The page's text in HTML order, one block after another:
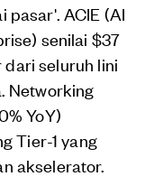
pasar'. ACIE (AI
senilai $37
seluruh lini
Networking
YoY)
Tier-1 yang
akselerator.